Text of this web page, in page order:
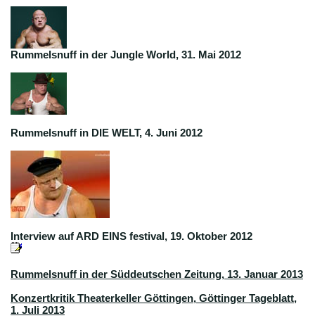
Rummelsnuff in der Jungle World, 31. Mai 2012
Rummelsnuff in DIE WELT, 4. Juni 2012
Interview auf ARD EINS festival, 19. Oktober 2012
Rummelsnuff in der Süddeutschen Zeitung, 13. Januar 2013
Konzertkritik Theaterkeller Göttingen, Göttinger Tageblatt,
1. Juli 2013